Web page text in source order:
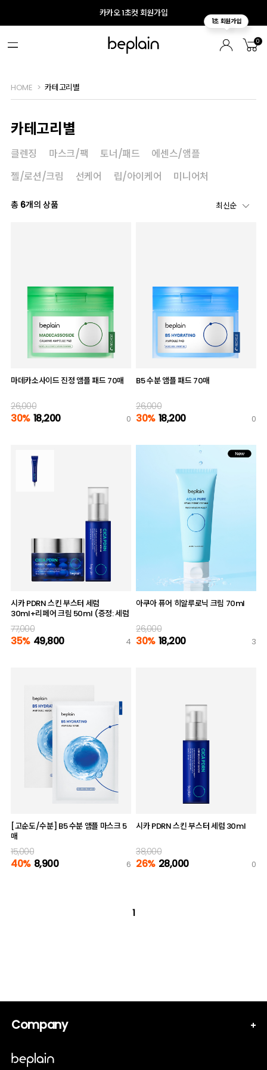
카카오 1초컷 회원가입
0
HOME 카테고리별
카테고리별
클렌징 마스크/팩 토너/패드
에센스/앰플
젤/로션/크림
선케어 립/아이케어 미니어처
총 6개의 상품
마데카소사이드 진정 앰플 패드 70매
26,000
30% 18,200 0
B5 수분 앰플 패드 70매
26,000
30% 18,200 0
시카 PDRN 스킨 부스터 세럼
30ml+리페어 크림 50ml (증정: 세럼
10ml)
77,000
35% 49,800 4
아쿠아 퓨어 히알루로닉 크림 70ml
26,000
30% 18,200 3
[고순도/수분] B5 수분 앰플 마스크 5
매
15,000
40% 8,900 6
시카 PDRN 스킨 부스터 세럼 30ml
38,000
26% 28,000 0
1
Company